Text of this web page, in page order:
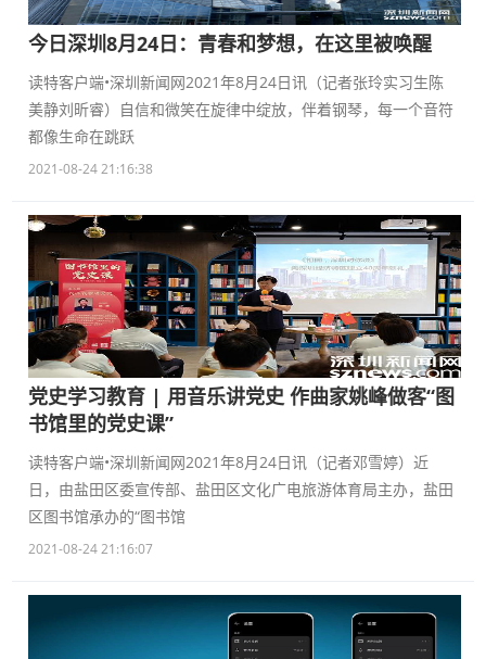
今日深圳8月24日：青春和梦想，在这里被唤醒
读特客户端•深圳新闻网2021年8月24日讯（记者张玲实习生陈
美静刘昕睿）自信和微笑在旋律中绽放，伴着钢琴，每一个音符
都像生命在跳跃
2021-08-24 21:16:38
党史学习教育 | 用音乐讲党史 作曲家姚峰做客“图
书馆里的党史课”
读特客户端•深圳新闻网2021年8月24日讯（记者邓雪婷）近
日，由盐田区委宣传部、盐田区文化广电旅游体育局主办，盐田
区图书馆承办的“图书馆
2021-08-24 21:16:07